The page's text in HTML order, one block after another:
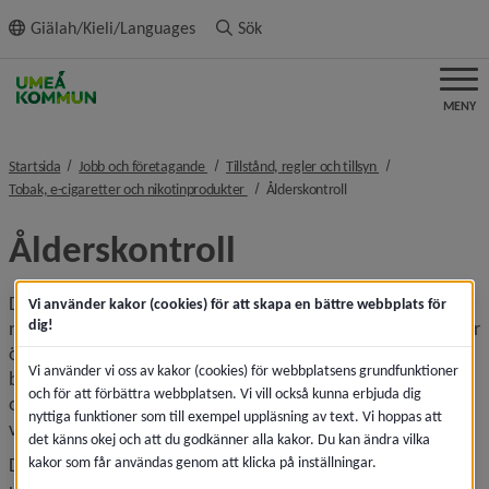
innehållet
Giälah/Kieli/Languages Sök
MENY
Startsida Jobb och företagande nivå i brödsmulenavigeringen
Tillstånd, regler och tillsyn nivå i
Tobak, e-cigaretter och nikotinprodukter nivå i brödsmulenavigeringen
Ålderskontrollnivå i
Ålderskontroll
Den som säljer tobaksvaror, e-cigaretter eller tobaksfria
nikotinprodukter är skyldig att försäkra sig om att kunden är
över 18 år. Det är ett personligt ansvar – och det är ett
brott att sälja till någon som är minderårig. Det gäller
oavsett om försäljningen sker i butik, vid avhämtning eller
vid hemleverans.
Det kan vara svårt att avgöra någons ålder – många
Vi använder kakor (cookies) för att skapa en bättre webbplats för
dig!
Vi använder vi oss av kakor (cookies) för webbplatsens grundfunktioner
och för att förbättra webbplatsen. Vi vill också kunna erbjuda dig
nyttiga funktioner som till exempel uppläsning av text. Vi hoppas att
det känns okej och att du godkänner alla kakor. Du kan ändra vilka
kakor som får användas genom att klicka på inställningar.